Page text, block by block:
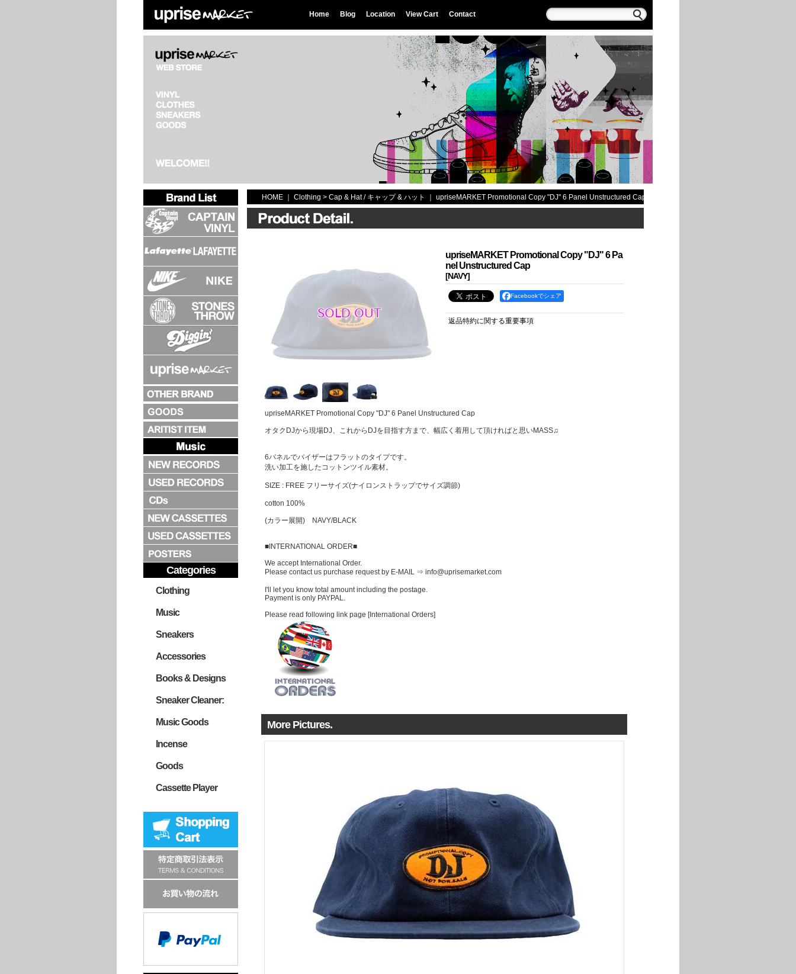
Home Blog Location View Cart Contact
Categories
Clothing
Music
Sneakers
Accessories
Books & Designs
Sneaker Cleaner:
Music Goods
Incense
Goods
Cassette Player
HOME ｜ Clothing > Cap & Hat / キャップ & ハット upriseMARKET Promotional Copy "DJ" 6 Panel Unstructured Cap
upriseMARKET Promotional Copy "DJ" 6 Pa
nel Unstructured Cap
[NAVY]
Facebookでシェア
返品特約に関する重要事項
upriseMARKET Promotional Copy "DJ" 6 Panel Unstructured Cap
オタクDJから現場DJ、これからDJを目指す方まで、幅広く着用して頂ければと思いMASS♫
6パネルでバイザーはフラットのタイプです。
洗い加工を施したコットンツイル素材。
SIZE : FREE フリーサイズ(ナイロンストラップでサイズ調節)
cotton 100%
(カラー展開) NAVY/BLACK
■INTERNATIONAL ORDER■
We accept International Order.
Please contact us purchase request by E-MAIL ⇒ info@uprisemarket.com
I'll let you know total amount including the postage.
Payment is only PAYPAL.
Please read following link page [International Orders]
More Pictures.